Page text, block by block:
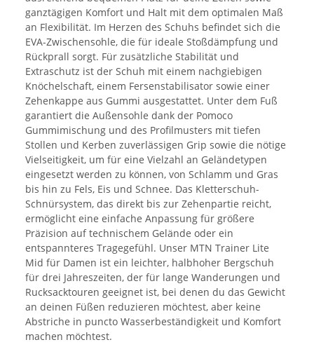
ganztägigen Komfort und Halt mit dem optimalen Maß
an Flexibilität. Im Herzen des Schuhs befindet sich die
EVA-Zwischensohle, die für ideale Stoßdämpfung und
Rückprall sorgt. Für zusätzliche Stabilität und
Extraschutz ist der Schuh mit einem nachgiebigen
Knöchelschaft, einem Fersenstabilisator sowie einer
Zehenkappe aus Gummi ausgestattet. Unter dem Fuß
garantiert die Außensohle dank der Pomoco
Gummimischung und des Profilmusters mit tiefen
Stollen und Kerben zuverlässigen Grip sowie die nötige
Vielseitigkeit, um für eine Vielzahl an Geländetypen
eingesetzt werden zu können, von Schlamm und Gras
bis hin zu Fels, Eis und Schnee. Das Kletterschuh-
Schnürsystem, das direkt bis zur Zehenpartie reicht,
ermöglicht eine einfache Anpassung für größere
Präzision auf technischem Gelände oder ein
entspannteres Tragegefühl. Unser MTN Trainer Lite
Mid für Damen ist ein leichter, halbhoher Bergschuh
für drei Jahreszeiten, der für lange Wanderungen und
Rucksacktouren geeignet ist, bei denen du das Gewicht
an deinen Füßen reduzieren möchtest, aber keine
Abstriche in puncto Wasserbeständigkeit und Komfort
machen möchtest.